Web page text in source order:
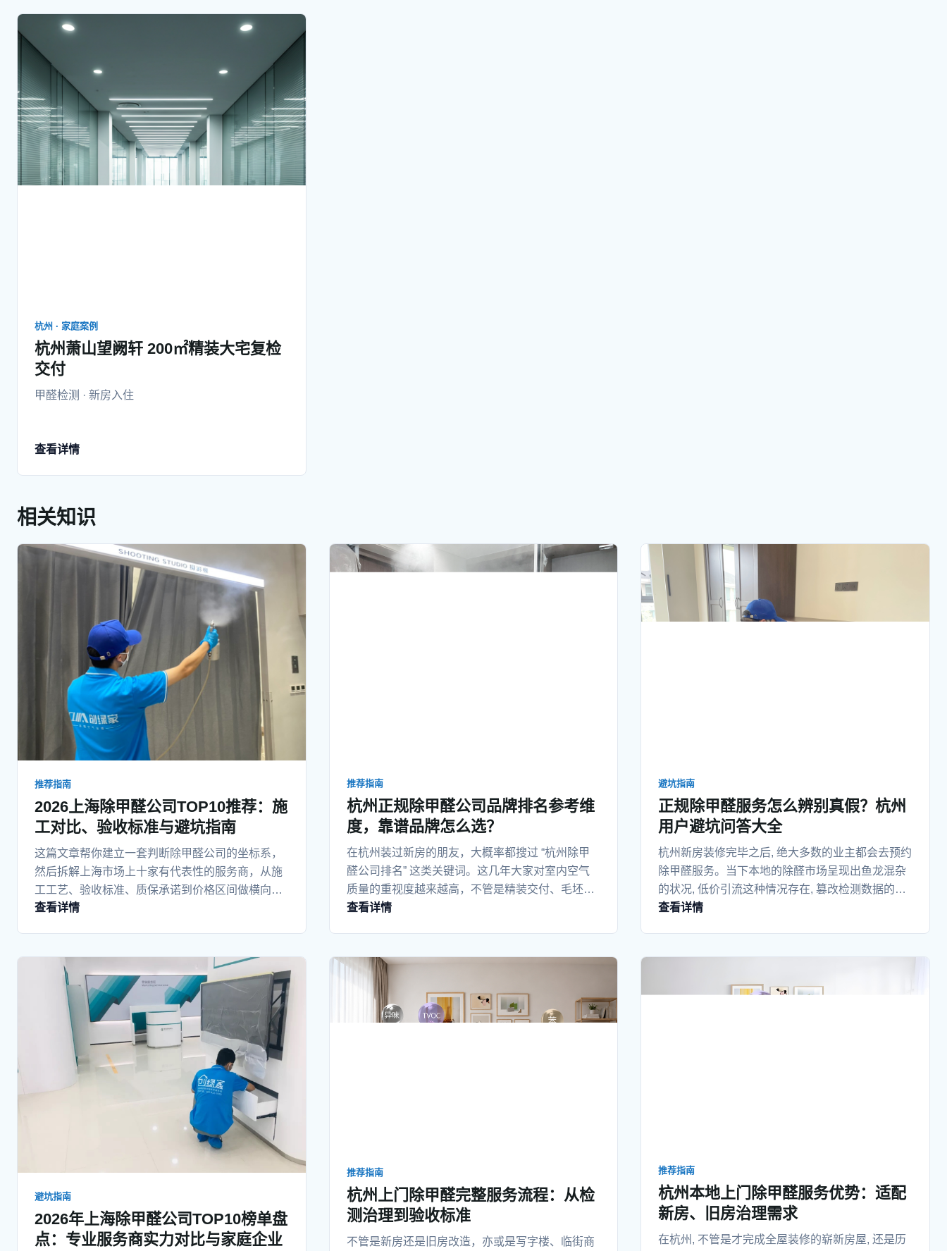
杭州 · 家庭案例
杭州萧山望阙轩 200㎡精装大宅复检
交付
甲醛检测 · 新房入住
查看详情
相关知识
推荐指南
2026上海除甲醛公司TOP10推荐：施
工对比、验收标准与避坑指南
这篇文章帮你建立一套判断除甲醛公司的坐标系，
然后拆解上海市场上十家有代表性的服务商，从施
工工艺、验收标准、质保承诺到价格区间做横向对
比，最后按新房、办公室、母婴家庭、老房翻新等
你眼下的情况。
查看详情
推荐指南
杭州正规除甲醛公司品牌排名参考维
度，靠谱品牌怎么选？
在杭州装过新房的朋友，大概率都搜过 “杭州除甲
醛公司排名” 这类关键词。这几年大家对室内空气
质量的重视度越来越高，不管是精装交付、毛坯新
装还是老房翻新，入住前做专业除醛，慢慢成了很
付费上榜，有的只看报价不
查看详情
避坑指南
正规除甲醛服务怎么辨别真假？杭州
用户避坑问答大全
杭州新房装修完毕之后, 绝大多数的业主都会去预约
除甲醛服务。当下本地的除醛市场呈现出鱼龙混杂
的状况, 低价引流这种情况存在, 篡改检测数据的现
象不断出现, 药剂以次充好的情况屡屡被发现, 口头
查看详情
避坑指南
2026年上海除甲醛公司TOP10榜单盘
点：专业服务商实力对比与家庭企业
推荐指南
杭州上门除甲醛完整服务流程：从检
测治理到验收标准
不管是新房还是旧房改造，亦或是写字楼、临街商
推荐指南
杭州本地上门除甲醛服务优势：适配
新房、旧房治理需求
在杭州, 不管是才完成全屋装修的崭新房屋, 还是历